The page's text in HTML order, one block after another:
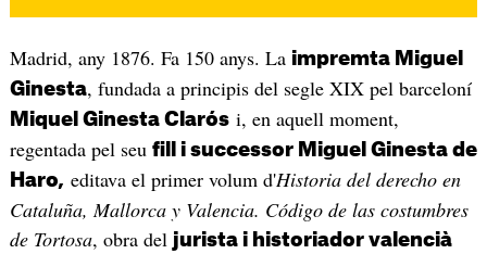
Madrid, any 1876. Fa 150 anys. La impremta Miguel
Ginesta, fundada a principis del segle XIX pel barceloní
Miquel Ginesta Clarósi, en aquell moment,
regentada pel seu fill i successor Miguel Ginesta de
Haro, editava el primer volum d'Historia del derecho en
Cataluña, Mallorca y Valencia. Código de las costumbres
de Tortosa, obra del jurista i historiador valencià